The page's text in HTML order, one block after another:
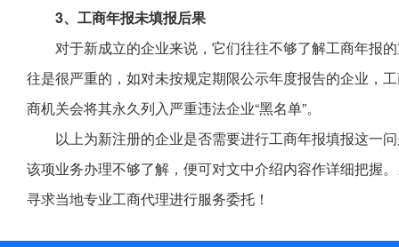
3、工商年报未填报后果
对于新成立的企业来说，它们往往不够了解工商年报
往是很严重的，如对未按规定期限公示年度报告的企业，
商机关会将其永久列入严重违法企业“黑名单”。
以上为新注册的企业是否需要进行工商年报填报这一
该项业务办理不够了解，便可对文中介绍内容作详细把握
寻求当地专业工商代理进行服务委托！